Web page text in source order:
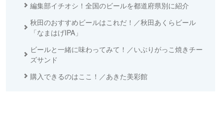
編集部イチオシ！全国のビールを都道府県別に紹介
秋田のおすすめビールはこれだ！／秋田あくらビール
「なまはげIPA」
ビールと一緒に味わってみて！／いぶりがっこ焼きチー
ズサンド
購入できるのはここ！／あきた美彩館